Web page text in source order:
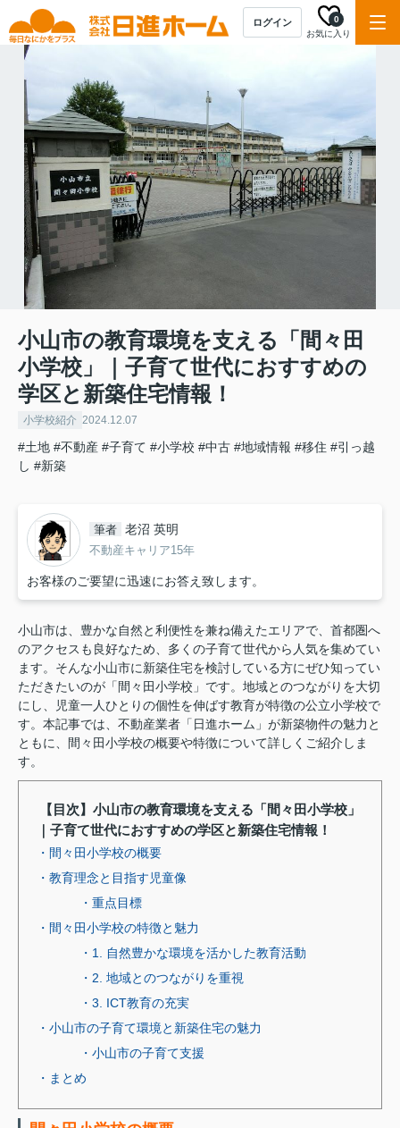
ログイン
お気に入り
0
小山市の教育環境を支える「間々田
小学校」｜子育て世代におすすめの
学区と新築住宅情報！
小学校紹介 2024.12.07
#土地 #不動産 #子育て #小学校 #中古 #地域情報 #移住 #引っ越
し #新築
筆者 老沼 英明
不動産キャリア15年
お客様のご要望に迅速にお答え致します。
小山市は、豊かな自然と利便性を兼ね備えたエリアで、首都圏へ
のアクセスも良好なため、多くの子育て世代から人気を集めてい
ます。そんな小山市に新築住宅を検討している方にぜひ知ってい
ただきたいのが「間々田小学校」です。地域とのつながりを大切
にし、児童一人ひとりの個性を伸ばす教育が特徴の公立小学校で
す。本記事では、不動産業者「日進ホーム」が新築物件の魅力と
ともに、間々田小学校の概要や特徴について詳しくご紹介しま
す。
【目次】小山市の教育環境を支える「間々田小学校」
｜子育て世代におすすめの学区と新築住宅情報！
・間々田小学校の概要
・教育理念と目指す児童像
・重点目標
・間々田小学校の特徴と魅力
・1. 自然豊かな環境を活かした教育活動
・2. 地域とのつながりを重視
・3. ICT教育の充実
・小山市の子育て環境と新築住宅の魅力
・小山市の子育て支援
・まとめ